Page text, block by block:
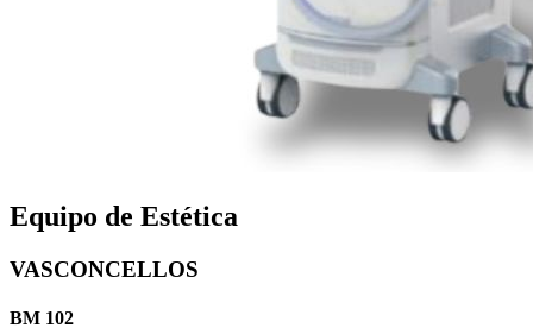
Equipo de Estética
VASCONCELLOS
BM 102